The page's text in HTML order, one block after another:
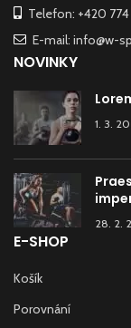
Telefon: +420 774
E-mail: info@w-
NOVINKY
1. 3.
28. 2.
E-SHOP
Košík
Porovnání